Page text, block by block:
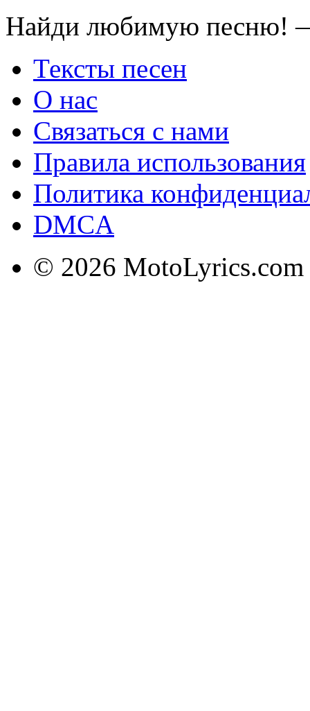
Найди любимую песню!
Тексты песен
О нас
Связаться с нами
Правила использования
Политика
DMCA
© 2026